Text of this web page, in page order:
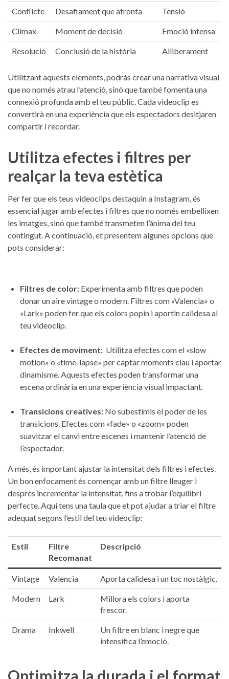
Conflicte Desafiament que afronta Tensió
Clímax Moment de decisió Emoció intensa
Resolució Conclusió de la història Alliberament
Utilitzant ⁢aquests ‍elements, podràs crear​ una narrativa visual
que no només atrau l’atenció, ‍sinó⁣ que també fomenta una
⁣connexió​ profunda amb el teu públic.‌ Cada videoclip es
convertirà en una experiència que els espectadors ⁣desitjaren
compartir​ i recordar.
Utilitza efectes i filtres per
realçar la teva estètica
Per fer que els‍ teus videoclips destaquin a Instagram,⁢ és
essencial ⁢jugar amb efectes i filtres⁢ que no⁢ només embellixen
les imatges, sinó que també transmeten l’ànima del teu
contingut.⁢ A continuació, et presentem algunes opcions que
pots considerar:
Filtres de color: Experimenta amb filtres que poden
donar un aire vintage o​ modern. Filtres com «Valencia» o
«Lark» poden fer que els colors popin i aportin calidesa al‍
teu videoclip.
Efectes de​ moviment: ⁢ Utilitza ⁤efectes com⁣ el «slow
motion» o «time-lapse» per captar moments clau i ​aportar
‍dinamisme. ‍Aquests efectes ‍poden transformar una
escena⁢ ordinària en una experiència visual impactant.
Transicions ​creatives: No subestimis el poder de les
transicions. Efectes com «fade» o «zoom» poden
suavitzar el canvi ⁢entre escenes i mantenir ​l’atenció de
l’espectador.
A més, és ‌important⁣ ajustar‍ la intensitat dels filtres i efectes.
Un ⁢bon enfocament és començar​ amb un filtre ⁣lleuger i
després⁤ incrementar la intensitat, fins⁣ a trobar l’equilibri
perfecte. Aquí tens una‌ taula que ‍et pot ajudar ‌a triar el filtre
adequat⁣ segons l’estil⁢ del ​teu videoclip:
Estil
Filtre
Recomanat
Descripció
Vintage Valencia Aporta calidesa i un toc nostàlgic.
Modern Lark
Millora ⁣els colors i‍ aporta‍
frescor.
Drama Inkwell
Un filtre⁣ en blanc ⁢i negre que
intensifica l’emoció.